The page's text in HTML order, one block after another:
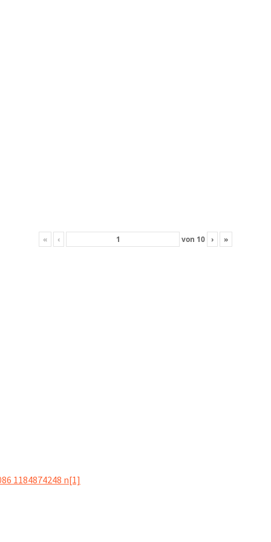
« ‹ von 10 › »